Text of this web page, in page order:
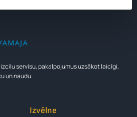
24201201
servisu, pakalpojumus uzsākot laicīgi,
un naudu.
Izvēlne